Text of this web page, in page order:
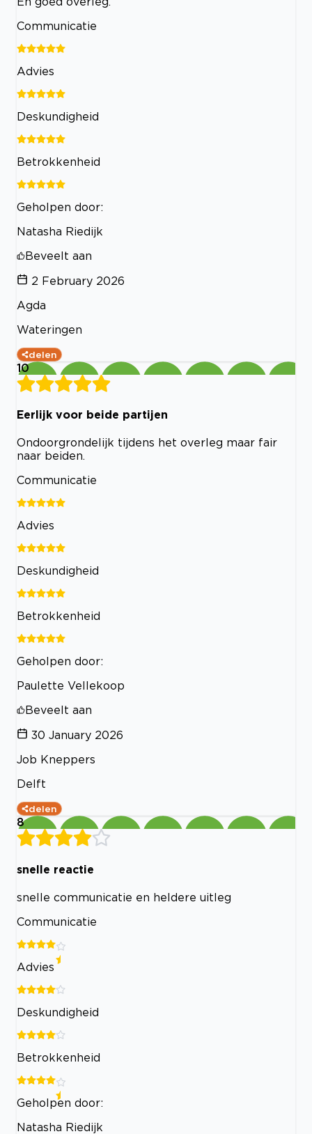
Communicatie
Advies
Deskundigheid
Betrokkenheid
Geholpen door:
Natasha Riedijk
Beveelt aan
2 February 2026
Agda
Wateringen
delen
10
Eerlijk voor beide partijen
Ondoorgrondelijk tijdens het overleg maar fair
naar beiden.
Communicatie
Advies
Deskundigheid
Betrokkenheid
Geholpen door:
Paulette Vellekoop
Beveelt aan
30 January 2026
Job Kneppers
Delft
delen
8
snelle reactie
snelle communicatie en heldere uitleg
Communicatie
Advies
Deskundigheid
Betrokkenheid
Geholpen door:
Natasha Riedijk